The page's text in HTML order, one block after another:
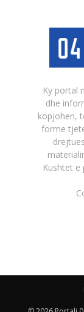
Ky portal
dhe
kopjohen,
forme
Kushtet e